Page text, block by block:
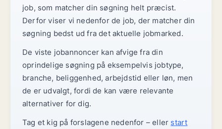
job, som matcher din søgning helt præcist.
Derfor viser vi nedenfor de job, der matcher din
søgning bedst ud fra det aktuelle jobmarked.
De viste jobannoncer kan afvige fra din
oprindelige søgning på eksempelvis jobtype,
branche, beliggenhed, arbejdstid eller løn, men
de er udvalgt, fordi de kan være relevante
alternativer for dig.
Tag et kig på forslagene nedenfor – eller start